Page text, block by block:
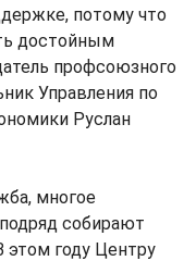
потому что
достойным
профсоюзного
Управления по
Руслан
многое
собирают
этом году Центру